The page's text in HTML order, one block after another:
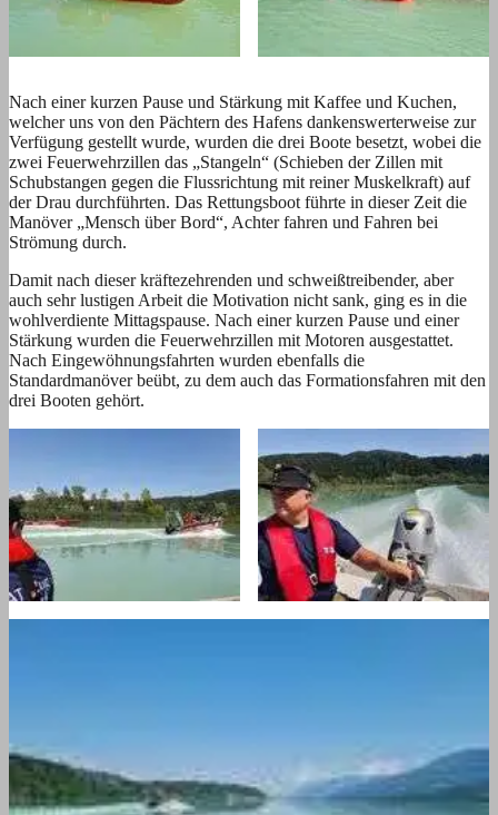
Nach einer kurzen Pause und Stärkung mit Kaffee und Kuchen,
welcher uns von den Pächtern des Hafens dankenswerterweise zur
Verfügung gestellt wurde, wurden die drei Boote besetzt, wobei die
zwei Feuerwehrzillen das „Stangeln“ (Schieben der Zillen mit
Schubstangen gegen die Flussrichtung mit reiner Muskelkraft) auf
der Drau durchführten. Das Rettungsboot führte in dieser Zeit die
Manöver „Mensch über Bord“, Achter fahren und Fahren bei
Strömung durch.
Damit nach dieser kräftezehrenden und schweißtreibender, aber
auch sehr lustigen Arbeit die Motivation nicht sank, ging es in die
wohlverdiente Mittagspause. Nach einer kurzen Pause und einer
Stärkung wurden die Feuerwehrzillen mit Motoren ausgestattet.
Nach Eingewöhnungsfahrten wurden ebenfalls die
Standardmanöver beübt, zu dem auch das Formationsfahren mit den
drei Booten gehört.